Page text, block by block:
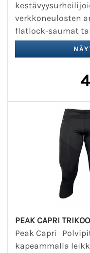
verkkoneulosten
flatlock-saumat
PEAK CAPRI
Peak Capri
kapeammalla